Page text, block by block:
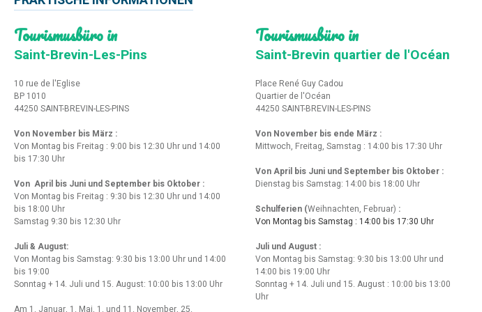
Tourismusbüro in
Saint-Brevin-Les-Pins
10 rue de l'Eglise
BP 1010
44250 SAINT-BREVIN-LES-PINS
Von November bis März :
Von Montag bis Freitag : 9:00 bis 12:30 Uhr und 14:00
bis 17:30 Uhr
Von April bis Juni und September bis Oktober :
Von Montag bis Freitag : 9:30 bis 12:30 Uhr und 14:00
bis 18:00 Uhr
Samstag 9:30 bis 12:30 Uhr
Juli & August:
Von Montag bis Samstag: 9:30 bis 13:00 Uhr und 14:00
bis 19:00
Sonntag + 14. Juli und 15. August: 10:00 bis 13:00 Uhr
Am 1. Januar, 1. Mai, 1. und 11. November, 25.
Tourismusbüro in
Saint-Brevin quartier de l'Océan
Place René Guy Cadou
Quartier de l'Océan
44250 SAINT-BREVIN-LES-PINS
Von November bis ende März :
Mittwoch, Freitag, Samstag : 14:00 bis 17:30 Uhr
Von April bis Juni und September bis Oktober :
Dienstag bis Samstag: 14:00 bis 18:00 Uhr
Schulferien (Weihnachten, Februar) :
Von Montag bis Samstag : 14:00 bis 17:30 Uhr
Juli und August :
Von Montag bis Samstag: 9:30 bis 13:00 Uhr und
14:00 bis 19:00 Uhr
Sonntag + 14. Juli und 15. August : 10:00 bis 13:00
Uhr